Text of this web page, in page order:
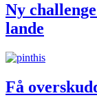
Ny
lande
Få